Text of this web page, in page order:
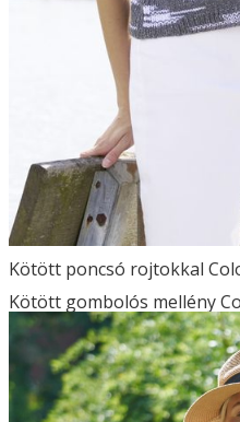
Kötött poncsó rojtokkal
Kötött gombolós mellény